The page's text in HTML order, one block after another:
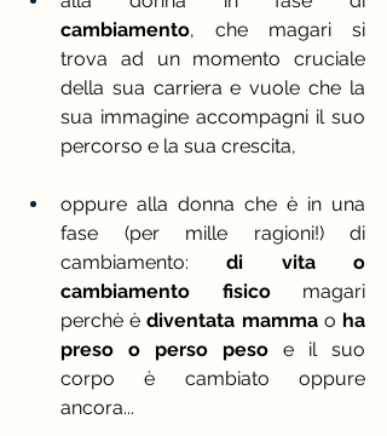
cambiamento, che magari si
trova ad un momento cruciale
della sua carriera e vuole che la
sua immagine accompagni il suo
percorso e la sua crescita,
oppure alla donna che è in una
fase (per mille ragioni!) di
cambiamento: di vita o
cambiamento fisico magari
perchè è diventata mamma o ha
preso o perso peso e il suo
corpo è cambiato oppure
ancora...